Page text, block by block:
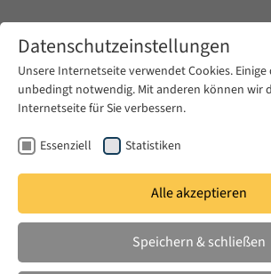
Zum Hauptinhalt springen
MI. 10 JUNI 2026|17:00–18:30
Datenschutzeinstellungen
Unsere Internetseite verwendet Cookies.
unbedingt notwendig. Mit anderen können wir
Internetseite für Sie verbessern.
Essenziell Statistiken
Alle akzeptieren
Speichern & schließen